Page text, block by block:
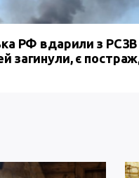
РФ вдарили з
загинули, є